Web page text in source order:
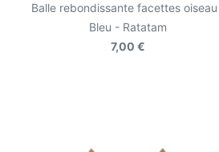
Balle rebondissante facettes oiseau |
Bleu - Ratatam
7,00 €